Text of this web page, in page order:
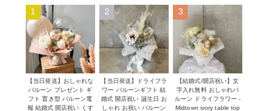
コンフェッティバルーン
フリンジバルーン
デコレーションセット
プロップスバルーン
開店・周年祝い
発表会・劇場
その他お祝い
クリスマス
Q&A
メッセージカード・電報について
オーダーメイドについて
セミオーダーについて
フリンジバルーンについて
1
【当日発送】おしゃれな
バルーン プレゼント ギ
フト 置き型 バルーン電
報 結婚式 開店祝い くす
2
【当日発送】ドライフラ
ワー バルーンギフト 結
婚式 開店祝い 誕生日 お
しゃれ お祝い バルーン
3
【結婚式/開店祝い】文
字入れ無料 おしゃれバ
ルーン ドライフラワー -
Midtown ivory table top